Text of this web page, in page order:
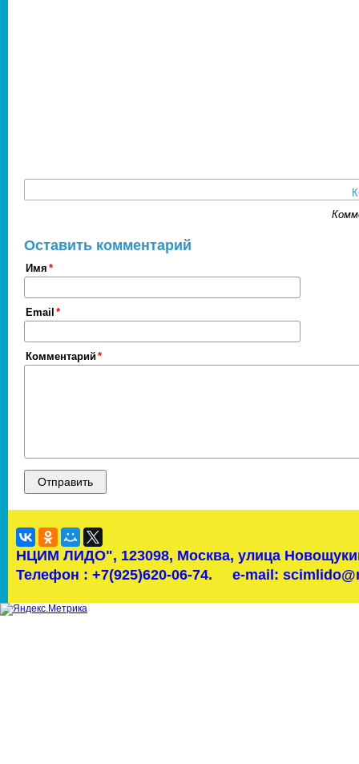
Оставить комментарий
Имя
Email
Комментарий
НЦИМ ЛИДО", 123098, Москва, улица
Телефон : +7(925)620-06-74.
e-mail: